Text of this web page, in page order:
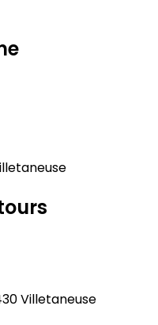
Villetaneuse